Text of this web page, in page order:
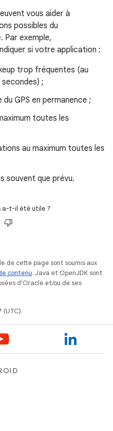
vous aider à
possibles du
Par exemple,
si votre application :
trop fréquentes (au
;
GPS en permanence ;
toutes les
au maximum toutes les
souvent que prévu.
a-t-il été utile ?
de cette page sont soumis aux
contenu. Java et OpenJDK sont
d'Oracle et/ou de ses
(UTC).